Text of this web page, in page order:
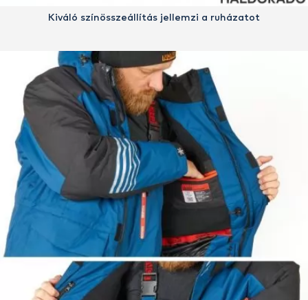
Kiváló színösszeállítás jellemzi a ruházatot